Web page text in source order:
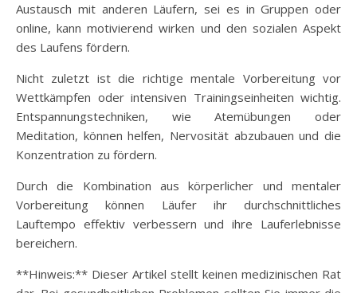
Austausch mit anderen Läufern, sei es in Gruppen oder
online, kann motivierend wirken und den sozialen Aspekt
des Laufens fördern.
Nicht zuletzt ist die richtige mentale Vorbereitung vor
Wettkämpfen oder intensiven Trainingseinheiten wichtig.
Entspannungstechniken, wie Atemübungen oder
Meditation, können helfen, Nervosität abzubauen und die
Konzentration zu fördern.
Durch die Kombination aus körperlicher und mentaler
Vorbereitung können Läufer ihr durchschnittliches
Lauftempo effektiv verbessern und ihre Lauferlebnisse
bereichern.
**Hinweis:** Dieser Artikel stellt keinen medizinischen Rat